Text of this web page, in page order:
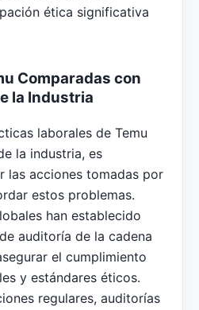
ética significativa
Comparadas con
la Industria
laborales de Temu
la industria, es
las acciones tomadas por
estos problemas.
han establecido
auditoría de la cadena
el cumplimiento
y estándares éticos.
regulares, auditorías